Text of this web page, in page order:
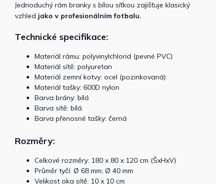
Jednoduchý rám branky s bílou síťkou zajišťuje klasický
vzhled jako v profesionálním fotbalu.
Technické specifikace:
Materiál rámu: polyvinylchlorid (pevné PVC)
Materiál sítě: polyuretan
Materiál zemní kotvy: ocel (pozinkovaná)
Materiál tašky: 600D nylon
Barva brány: bílá
Barva sítě: bílá
Barva přenosné tašky: černá
Rozměry:
Celkové rozměry: 180 x 80 x 120 cm (ŠxHxV)
Průměr tyčí: Ø 68 mm; Ø 40 mm
Velikost oka sítě: 10 x 10 cm